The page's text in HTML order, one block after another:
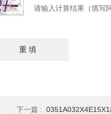
请输入计算结果（填写
下一篇 : 0351A032X4E15X1出售